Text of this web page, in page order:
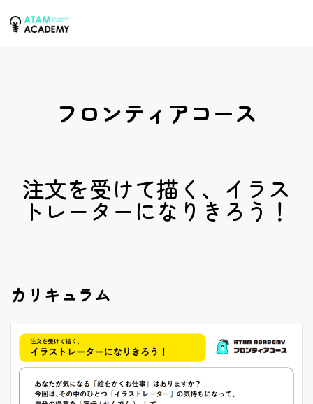
フロンティアコース
注文を受けて描く、イラス
トレーターになりきろう！
カリキュラム